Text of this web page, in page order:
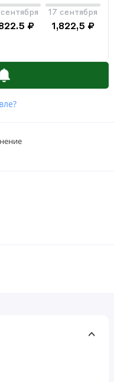
₽
17 сентября
1,822,5 ₽